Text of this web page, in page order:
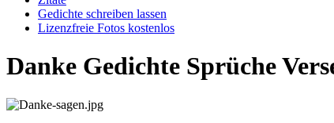
Gedichte schreiben lassen
Lizenzfreie Fotos kostenlos
Danke Gedichte Sprüche